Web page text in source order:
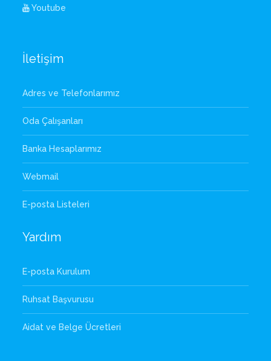
Youtube
İletişim
Adres ve Telefonlarımız
Oda Çalışanları
Banka Hesaplarımız
Webmail
E-posta Listeleri
Yardım
E-posta Kurulum
Ruhsat Başvurusu
Aidat ve Belge Ücretleri